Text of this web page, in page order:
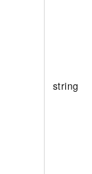
string